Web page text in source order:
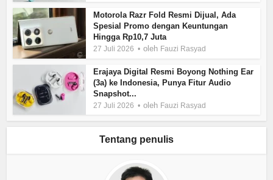
Motorola Razr Fold Resmi Dijual, Ada
Spesial Promo dengan Keuntungan
Hingga Rp10,7 Juta
27 Juli 2026 oleh Fauzi Rasyad
Erajaya Digital Resmi Boyong Nothing Ear
(3a) ke Indonesia, Punya Fitur Audio
Snapshot...
27 Juli 2026 oleh Fauzi Rasyad
Tentang penulis